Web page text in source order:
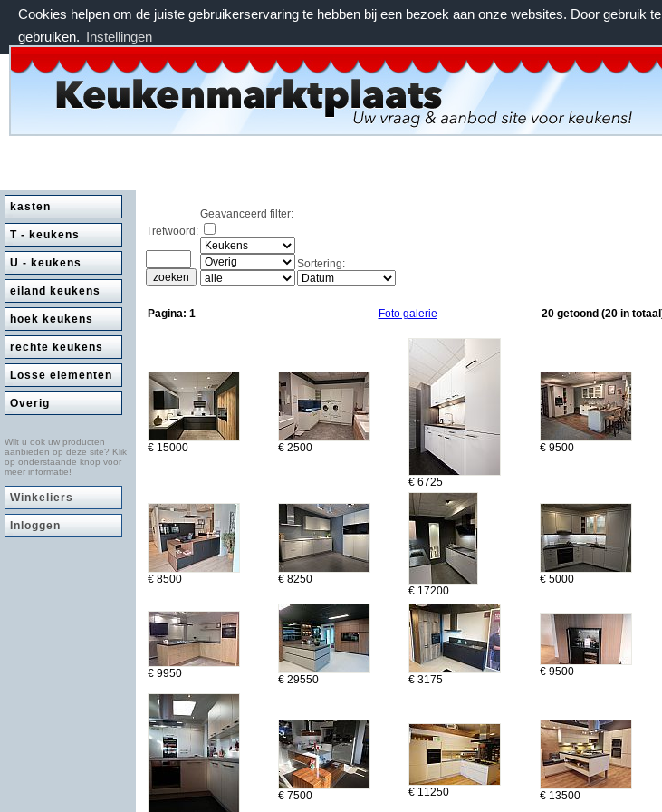
Cookies helpen om de juiste gebruikerservaring te hebben bij een bezoek aan onze websites. Door gebruik
gebruiken. Instellingen
zaterdag 8 augustus 2026, 13:06 uur
Home | Voorwaarden | Contact
kasten
T - keukens
U - keukens
eiland keukens
hoek keukens
rechte keukens
Losse elementen
Overig
Wilt u ook uw producten
aanbieden op deze site? Klik
op onderstaande knop voor
meer informatie!
Winkeliers
Inloggen
Trefwoord:
Geavanceerd filter:
Sortering:
Pagina: 1 Foto galerie 20 getoond (20 in
€ 15000 € 2500
€ 6725
€ 9500
€ 8500
€ 8250
€ 17200
€ 5000
€ 9950 € 29550 € 3175
€ 9500
€ 7500 € 11250 € 13500